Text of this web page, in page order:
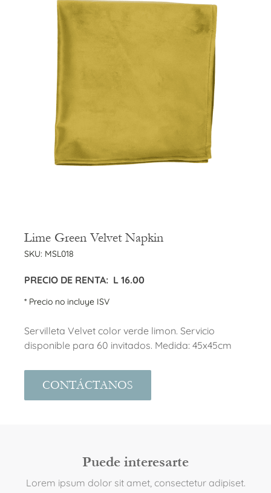
Lime Green Velvet Napkin
SKU: MSL018
PRECIO DE RENTA: L 16.00
* Precio no incluye ISV
Servilleta Velvet color verde limon. Servicio
disponible para 60 invitados. Medida: 45x45cm
CONTÁCTANOS
Puede interesarte
Lorem ipsum dolor sit amet, consectetur adipiset.